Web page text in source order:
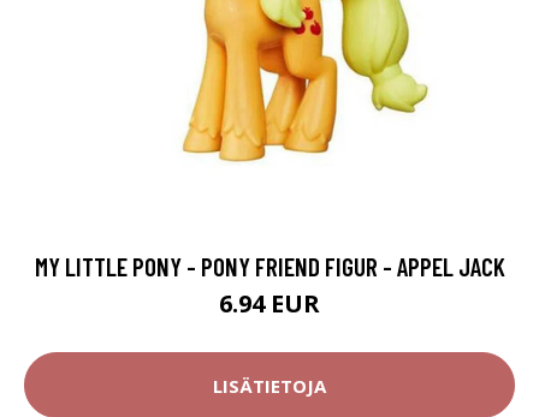
MY LITTLE PONY - PONY FRIEND FIGUR - APPEL JACK
6.94 EUR
LISÄTIETOJA